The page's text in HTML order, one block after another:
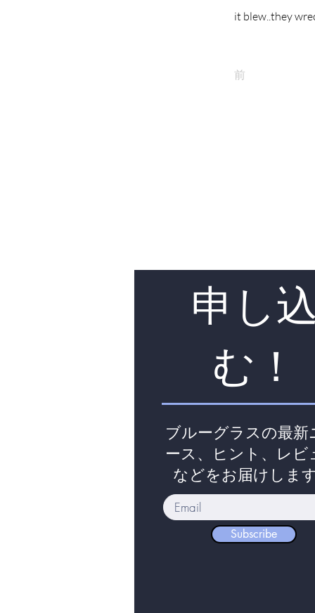
it blew..they
前
申し
む！
ブルーグラスの最新
ース、ヒント、レビ
などをお届けしま
Subscribe